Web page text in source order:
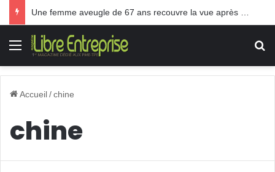
Menu
Accueil/chine
chine